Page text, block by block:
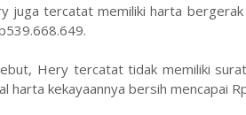
juga tercatat memiliki harta
Hery tercatat tidak memiliki
harta kekayaannya bersih mencapai